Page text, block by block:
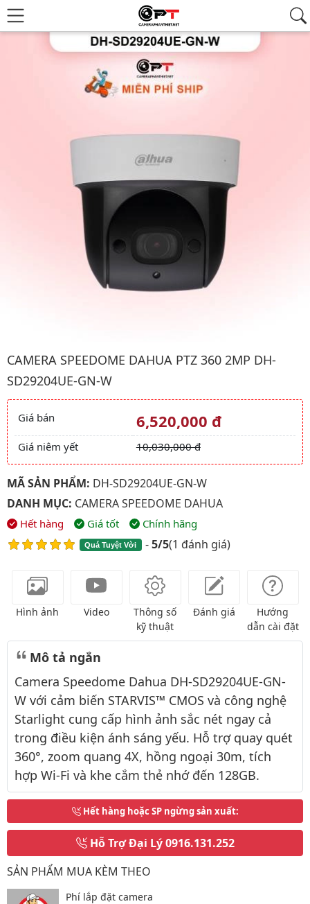
CAMERA SPEEDOME DAHUA PTZ 360 2MP DH-
SD29204UE-GN-W
Giá và khuyến mãi
Giá bán 6,520,000 đ
Giá niêm yết 10,030,000 đ
MÃ SẢN PHẨM: DH-SD29204UE-GN-W
DANH MỤC: CAMERA SPEEDOME DAHUA
Hết hàng Giá tốt Chính hãng
Quá Tuyệt Vời -5/5(1 đánh giá)
Hình ảnh Video
Thông số
kỹ thuật
Đánh giá
Hướng
dẫn cài đặt
Mô tả ngắn
Camera Speedome Dahua DH-SD29204UE-GN-
W với cảm biến STARVIS™ CMOS và công nghệ
Starlight cung cấp hình ảnh sắc nét ngay cả
trong điều kiện ánh sáng yếu. Hỗ trợ quay quét
360°, zoom quang 4X, hồng ngoại 30m, tích
hợp Wi-Fi và khe cắm thẻ nhớ đến 128GB.
Hết hàng hoặc SP ngừng sản xuất:
Hỗ Trợ Đại Lý0916.131.252
SẢN PHẨM MUA KÈM THEO
Phí lắp đặt camera